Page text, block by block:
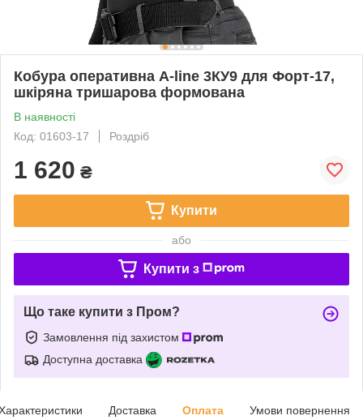
Кобура оперативна A-line 3КУ9 для Форт-17,
шкіряна тришарова формована
В наявності
Код: 01603-17
Роздріб
1 620 ₴
Купити
або
Купити з
Що таке купити з Пром?
Замовлення під захистом
Доступна доставка
Доставка Оплата Умови повернення